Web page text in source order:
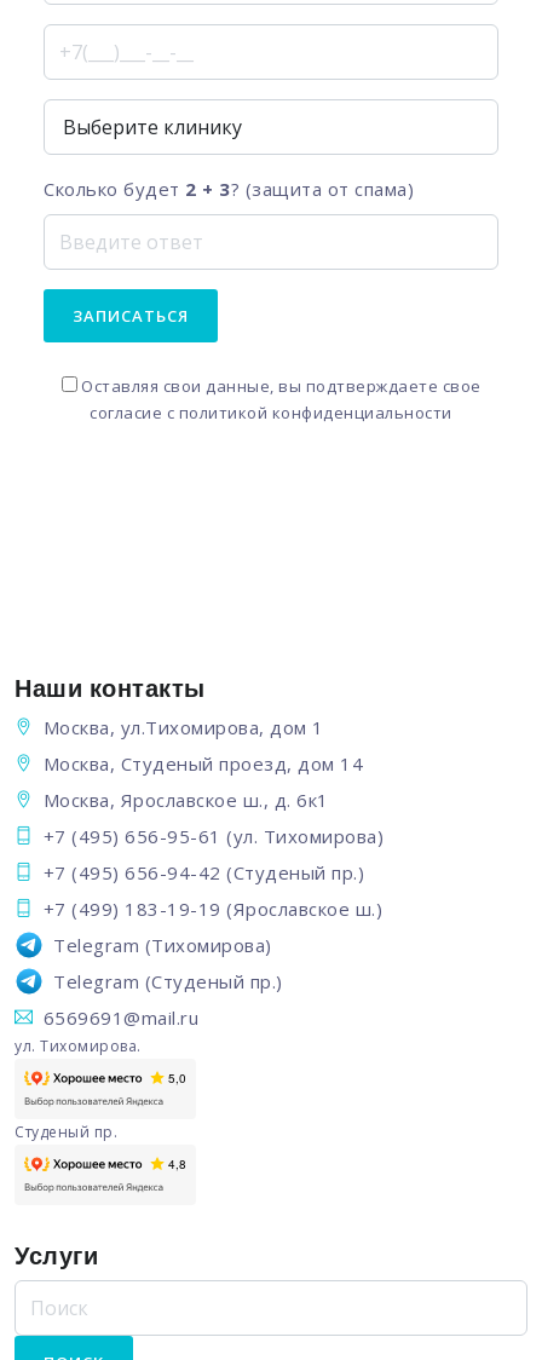
Сколько будет 2 + 3? (защита от спама)
ЗАПИСАТЬСЯ
Оставляя свои данные, вы подтверждаете свое
согласие с политикой конфиденциальности
Наши контакты
Москва, ул.Тихомирова, дом 1
Москва, Студеный проезд, дом 14
Москва, Ярославское ш., д. 6к1
+7 (495) 656-95-61 (ул. Тихомирова)
+7 (495) 656-94-42 (Студеный пр.)
+7 (499) 183-19-19 (Ярославское ш.)
Telegram (Тихомирова)
Telegram (Студеный пр.)
6569691@mail.ru
ул. Тихомирова.
Студеный пр.
Услуги